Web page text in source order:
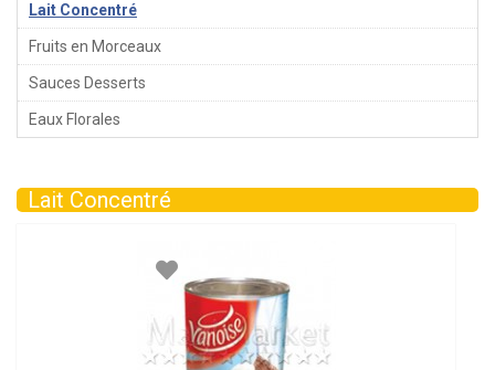
Lait Concentré
Fruits en Morceaux
Sauces Desserts
Eaux Florales
Lait Concentré